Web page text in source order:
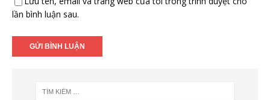
lần bình luận sau.